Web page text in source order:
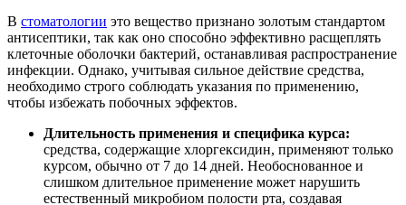
В стоматологии это вещество признано золотым стандартом
антисептики, так как оно способно эффективно расщеплять
клеточные оболочки бактерий, останавливая распространение
инфекции. Однако, учитывая сильное действие средства,
необходимо строго соблюдать указания по применению,
чтобы избежать побочных эффектов.
Длительность применения и специфика курса:
средства, содержащие хлоргексидин, применяют только
курсом, обычно от 7 до 14 дней. Необоснованное и
слишком длительное применение может нарушить
естественный микробиом полости рта, создавая